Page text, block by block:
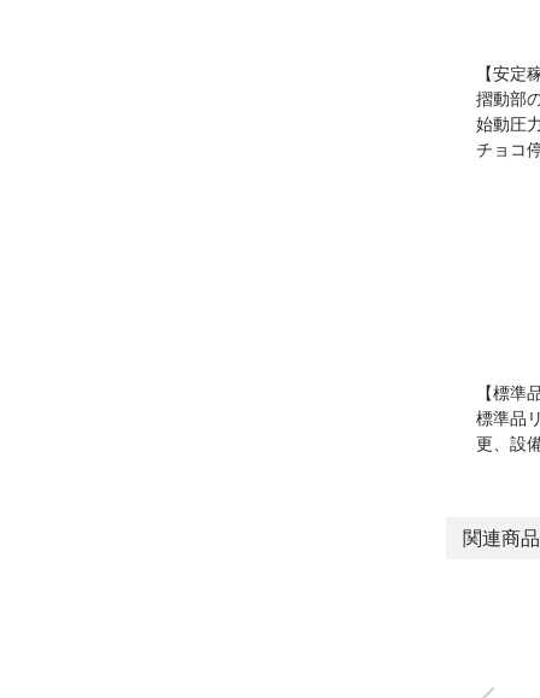
【安定
摺動部
始動圧
チョコ
【標準
標準品
更、設
関連商品